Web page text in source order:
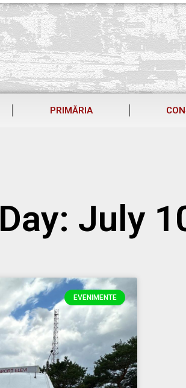
PRIMĂRIA
Day: July
EVENIMENTE